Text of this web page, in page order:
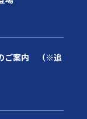
のご案内 （※追